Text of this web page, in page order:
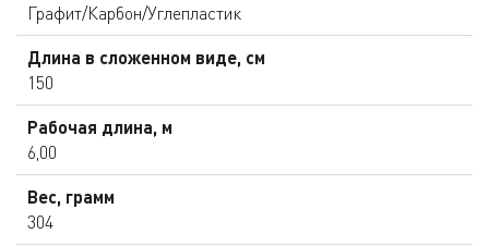
Графит/Карбон/Углепластик
Длина в сложенном виде, см
150
Рабочая длина, м
6,00
Вес, грамм
304